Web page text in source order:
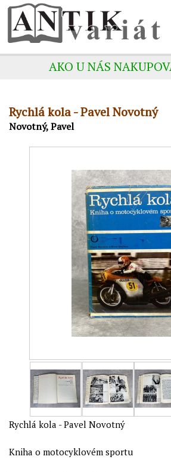
AKO U NÁS
Rychlá kola - Pavel Novotný
Novotný, Pavel
Rychlá kola - Pavel Novotný
Kniha o motocyklovém sportu